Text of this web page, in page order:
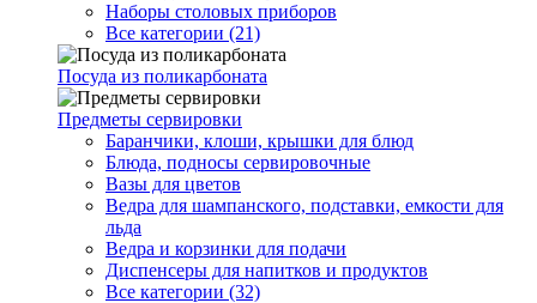
Наборы столовых приборов
Все категории (21)
Посуда из поликарбоната
Предметы сервировки
Баранчики, клоши, крышки для блюд
Блюда, подносы сервировочные
Вазы для цветов
Ведра для шампанского, подставки, емкости для
льда
Ведра и корзинки для подачи
Диспенсеры для напитков и продуктов
Все категории (32)